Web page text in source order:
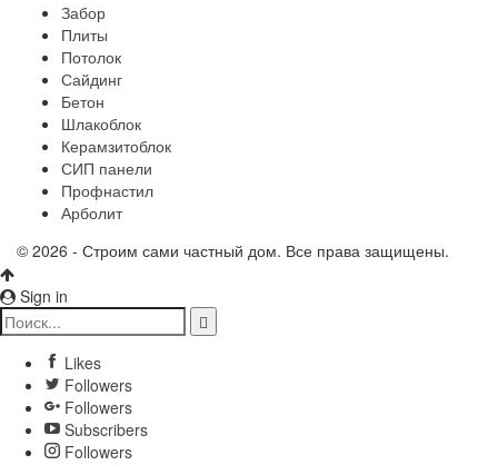
Забор
Плиты
Потолок
Сайдинг
Бетон
Шлакоблок
Керамзитоблок
СИП панели
Профнастил
Арболит
© 2026 - Строим сами частный дом. Все права защищены.
Sign in
Likes
Followers
Followers
Subscribers
Followers